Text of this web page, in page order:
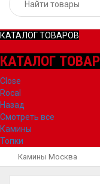
КАТАЛОГ ТОВАРОВ
КАТАЛОГ
Close
Rocal
Назад
Смотреть все
Камины
Топки
Камины Москва